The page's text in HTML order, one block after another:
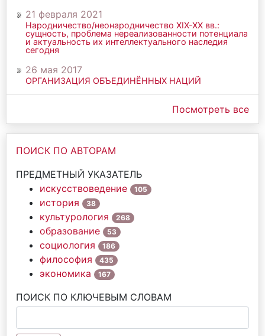
21 февраля 2021
Народничество/неонародничество ХIХ-ХХ вв.:
сущность, проблема нереализованности потенциала
и актуальность их интеллектуального наследия
сегодня
26 мая 2017
ОРГАНИЗАЦИЯ ОБЪЕДИНЁННЫХ НАЦИЙ
Посмотреть все
ПОИСК ПО АВТОРАМ
ПРЕДМЕТНЫЙ УКАЗАТЕЛЬ
искусствоведение
105
история 38
культурология 268
образование 53
социология 186
философия 435
экономика 167
ПОИСК ПО КЛЮЧЕВЫМ СЛОВАМ